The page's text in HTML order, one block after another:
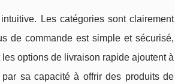
Les catégories sont clairement
de commande est simple et sécurisé,
options de livraison rapide ajoutent à
sa capacité à offrir des produits de